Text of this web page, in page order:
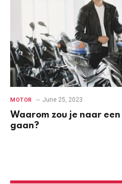
MOTOR June 25, 2023
Waarom zou je naar
gaan?